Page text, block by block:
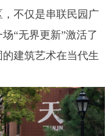
不仅是串联民园广
“无界更新”激活了
建筑艺术在当代生